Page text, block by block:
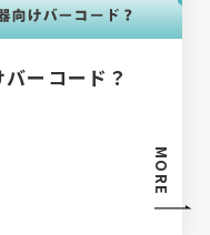
MORE
ーコード？